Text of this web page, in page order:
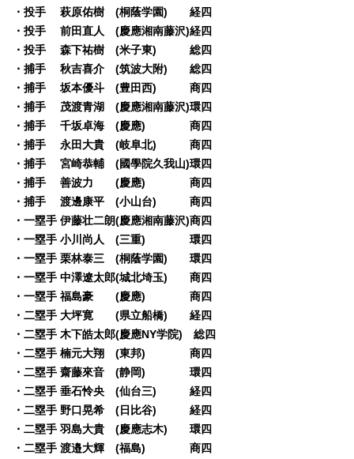
・投手 萩原佑樹 (桐蔭学園) 経四
・投手 前田直人 (慶應湘南藤沢)経四
・投手 森下祐樹 (米子東) 総四
・捕手 秋吉喜介 (筑波大附) 総四
・捕手 坂本優斗 (豊田西) 商四
・捕手 茂渡青湖 (慶應湘南藤沢)環四
・捕手 千坂卓海 (慶應) 商四
・捕手 永田大貴 (岐阜北) 商四
・捕手 宮崎恭輔 (國學院久我山)環四
・捕手 善波力 (慶應) 商四
・捕手 渡邊康平 (小山台) 商四
・一塁手 伊藤壮二朗(慶應湘南藤沢)商四
・一塁手 小川尚人 (三重) 環四
・一塁手 栗林泰三 (桐蔭学園) 環四
・一塁手 中澤遼太郎(城北埼玉) 商四
・一塁手 福島豪 (慶應) 商四
・二塁手 大坪寛 (県立船橋) 経四
・二塁手 木下皓太郎(慶應NY学院) 総四
・二塁手 楠元大翔 (東邦) 商四
・二塁手 齋藤來音 (静岡) 環四
・二塁手 垂石怜央 (仙台三) 経四
・二塁手 野口晃希 (日比谷) 経四
・二塁手 羽島大貴 (慶應志木) 環四
・二塁手 渡邉大輝 (福島) 商四